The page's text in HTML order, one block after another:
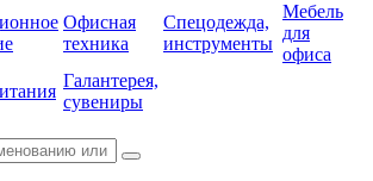
Офисная
техника
Спецодежда,
инструменты
Мебель
для
офиса
Галантерея,
сувениры